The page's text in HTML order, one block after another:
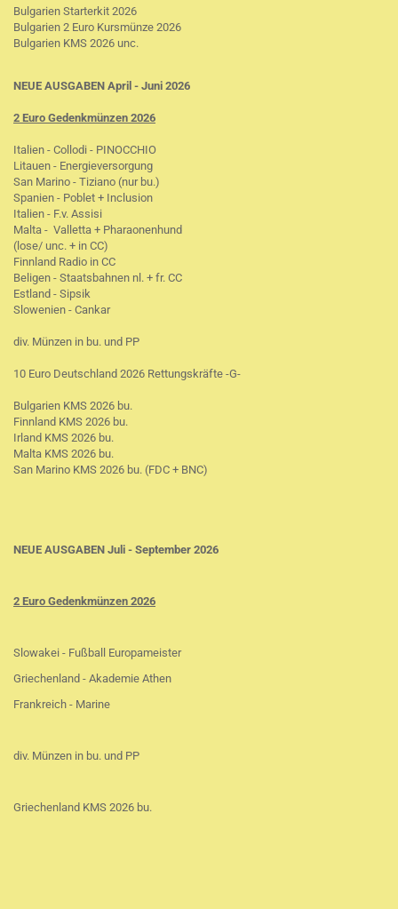
Bulgarien Starterkit 2026
Bulgarien 2 Euro Kursmünze 2026
Bulgarien KMS 2026 unc.
NEUE AUSGABEN April - Juni 2026
2 Euro Gedenkmünzen 2026
Italien - Collodi - PINOCCHIO
Litauen - Energieversorgung
San Marino - Tiziano (nur bu.)
Spanien - Poblet + Inclusion
Italien - F.v. Assisi
Malta - Valletta + Pharaonenhund
(lose/ unc. + in CC)
Finnland Radio in CC
Beligen - Staatsbahnen nl. + fr. CC
Estland - Sipsik
Slowenien - Cankar
div. Münzen in bu. und PP
10 Euro Deutschland 2026 Rettungskräfte -G-
Bulgarien KMS 2026 bu.
Finnland KMS 2026 bu.
Irland KMS 2026 bu.
Malta KMS 2026 bu.
San Marino KMS 2026 bu. (FDC + BNC)
NEUE AUSGABEN Juli - September 2026
2 Euro Gedenkmünzen 2026
Slowakei - Fußball Europameister
Griechenland - Akademie Athen
Frankreich - Marine
div. Münzen in bu. und PP
Griechenland KMS 2026 bu.